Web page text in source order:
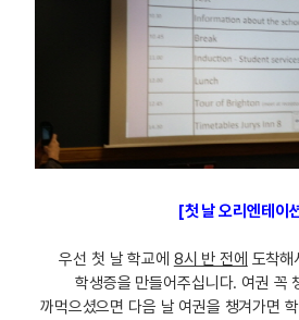
[첫 날 오리엔테이
우선 첫 날 학교에 8시 반 전에 도착해
학생증을 만들어주십니다. 여권 꼭
까먹으셨으면 다음 날 여권을 챙겨가면